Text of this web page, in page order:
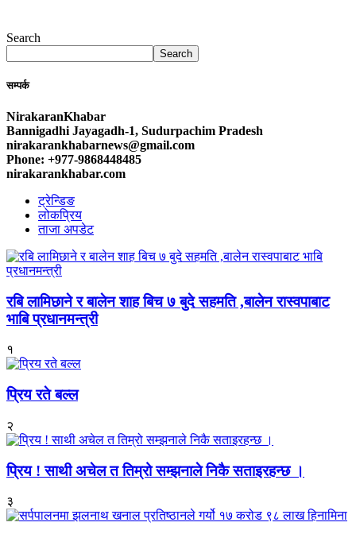
Search
Search
सम्पर्क
NirakaranKhabar
Bannigadhi Jayagadh-1, Sudurpachim Pradesh
nirakarankhabarnews@gmail.com
Phone: +977-9868448485
nirakarankhabar.com
ट्रेन्डिङ
लोकप्रिय
ताजा अपडेट
रबि लामिछाने र बालेन शाह बिच ७ बुदे सहमति ,बालेन रास्वपाबाट
भाबि प्रधानमन्त्री
१
प्रिय रते बल्ल
२
प्रिय ! साथी अचेल त तिम्रो सम्झनाले निकै सताइरहन्छ ।
३